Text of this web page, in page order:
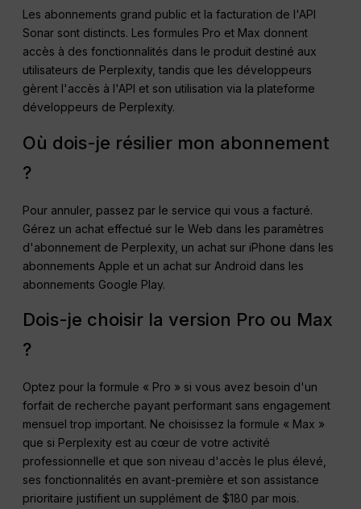
Les abonnements grand public et la facturation de l'API
Sonar sont distincts. Les formules Pro et Max donnent
accès à des fonctionnalités dans le produit destiné aux
utilisateurs de Perplexity, tandis que les développeurs
gèrent l'accès à l'API et son utilisation via la plateforme
développeurs de Perplexity.
Où dois-je résilier mon abonnement
?
Pour annuler, passez par le service qui vous a facturé.
Gérez un achat effectué sur le Web dans les paramètres
d'abonnement de Perplexity, un achat sur iPhone dans les
abonnements Apple et un achat sur Android dans les
abonnements Google Play.
Dois-je choisir la version Pro ou Max
?
Optez pour la formule « Pro » si vous avez besoin d'un
forfait de recherche payant performant sans engagement
mensuel trop important. Ne choisissez la formule « Max »
que si Perplexity est au cœur de votre activité
professionnelle et que son niveau d'accès le plus élevé,
ses fonctionnalités en avant-première et son assistance
prioritaire justifient un supplément de $180 par mois.